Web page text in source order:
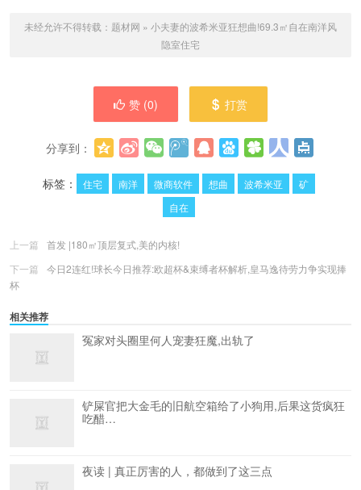
未经允许不得转载： 题材网 » 小夫妻的波希米亚狂想曲!69.3㎡自在南洋风
隐室住宅
赞 (0) 打赏
分享到：
标签：
住宅 南洋 微商软件 想曲 波希米亚
矿
自在
上一篇
首发 |180㎡顶层复式,美的内核!
下一篇
今日2连红!球长今日推荐:欧超杯&束缚者杯解析,皇马逸待劳力争实现捧
杯
相关推荐
冤家对头圈里何人宠妻狂魔,出轨了
铲屎官把大金毛的旧航空箱给了小狗用,后果这货疯狂
吃醋…
夜读 | 真正厉害的人，都做到了这三点